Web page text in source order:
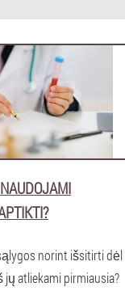
norint išsitirti dėl
jų atliekami pirmiausia?